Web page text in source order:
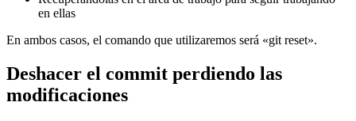
en ellas
En ambos casos, el comando que utilizaremos será «git reset».
Deshacer el commit perdiendo las
modificaciones